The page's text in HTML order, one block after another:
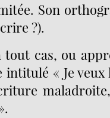
Son
?).
tout cas, ou
intitulé « Je